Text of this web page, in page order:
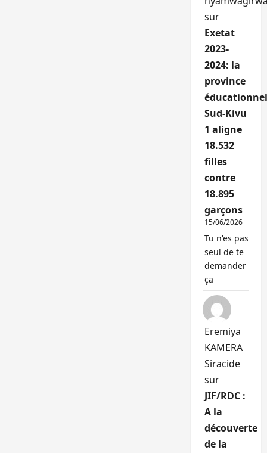
sur
Exetat
2023-
2024: la
province
Sud-Kivu
1 aligne
18.532
filles
contre
18.895
garçons
15/06/2026
Tu n'es pas
seul de te
demander
ça
Eremiya
KAMERA
Siracide
sur
JIF/RDC :
A la
découverte
de la